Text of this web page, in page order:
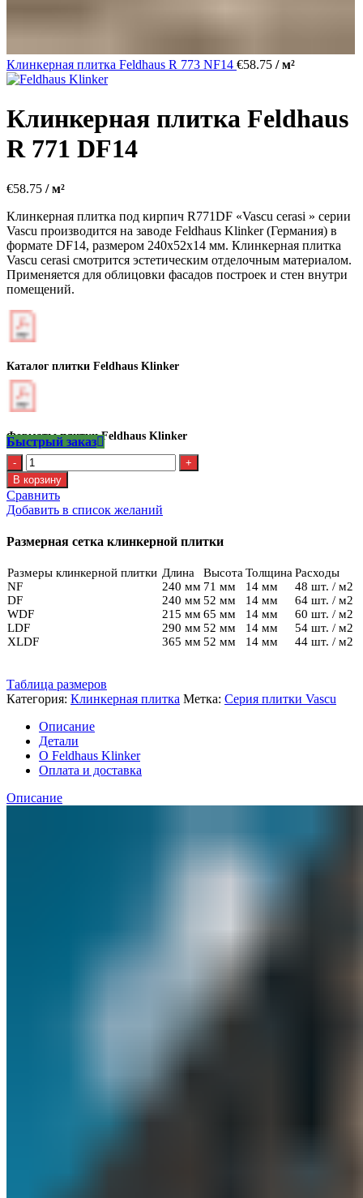
Клинкерная плитка Feldhaus R 773 NF14 €58.75 / м²
Клинкерная плитка Feldhaus
R 771 DF14
€58.75 / м²
Клинкерная плитка под кирпич R771DF «Vascu cerasi » серии
Vascu производится на заводе Feldhaus Klinker (Германия) в
формате DF14, размером 240х52х14 мм. Клинкерная плитка
Vascu cerasi смотрится эстетическим отделочным материалом.
Применяется для облицовки фасадов построек и стен внутри
помещений.
Каталог плитки Feldhaus Klinker
Форматы плитки Feldhaus Klinker
Быстрый заказ
Количество
Клинкерная
плитка
Feldhaus
R
DF14
В корзину
Сравнить
Добавить в список желаний
Размерная сетка клинкерной плитки
Размеры клинкерной плитки Длина ВысотаТолщинаРасходы
NF
240 мм 71 мм 14 мм
48 шт. / м2
DF
240 мм 52 мм 14 мм
64 шт. / м2
WDF
215 мм 65 мм 14 мм
60 шт. / м2
LDF
290 мм 52 мм 14 мм
54 шт. / м2
XLDF
365 мм 52 мм 14 мм 44 шт. / м2
Таблица размеров
Категория: Клинкерная плитка Метка: Серия плитки Vascu
Описание
Детали
О Feldhaus Klinker
Оплата и доставка
Описание